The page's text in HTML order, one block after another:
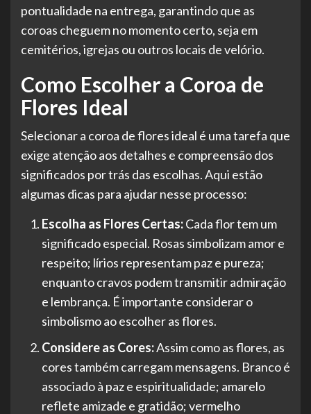
pontualidade na entrega, garantindo que as
coroas cheguem no momento certo, seja em
cemitérios, igrejas ou outros locais de velório.
Como Escolher a Coroa de
Flores Ideal
Selecionar a coroa de flores ideal é uma tarefa que
exige atenção aos detalhes e compreensão dos
significados por trás das escolhas. Aqui estão
algumas dicas para ajudar nesse processo:
Escolha as Flores Certas:Cada flor tem um
significado especial. Rosas simbolizam amor e
respeito; lírios representam paz e pureza;
enquanto cravos podem transmitir admiração
e lembrança. É importante considerar o
simbolismo ao escolher as flores.
Considere as Cores:Assim como as flores, as
cores também carregam mensagens. Branco é
associado à paz e espiritualidade; amarelo
reflete amizade e gratidão; vermelho